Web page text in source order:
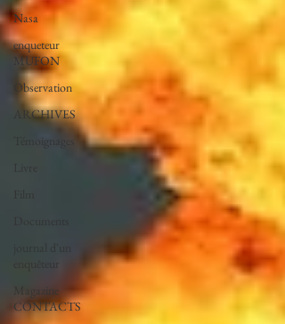
Nasa
enqueteur
MUFON
Observation
ARCHIVES
Témoignages
Magazine
CONTACTS